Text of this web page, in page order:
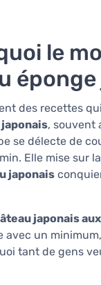
le
des recettes
, souvent
se délecte de
Elle mise sur
japonais
japonais
avec un
tant de gens